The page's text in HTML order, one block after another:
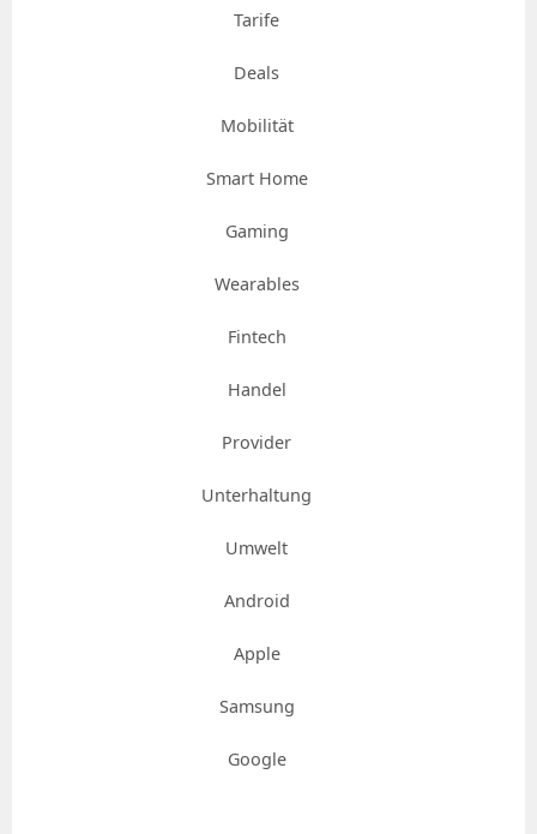
Tarife
Deals
Mobilität
Smart Home
Gaming
Wearables
Fintech
Handel
Provider
Unterhaltung
Umwelt
Android
Apple
Samsung
Google